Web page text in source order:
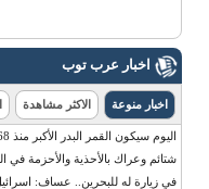
اخبار عرب توب
اخبار منوعة الاكثر مشاهدة
اليوم سيكون القمر البدر الأكبر منذ 68 سنة
شتائم وعراك بالأحذية والأحزمة في
في زيارة له للبحرين.. عساف: اسرائيل